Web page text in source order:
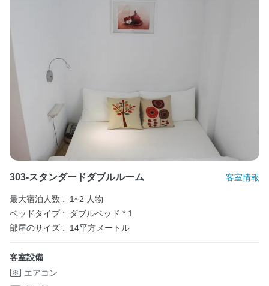
303-スタンダードダブルルーム 客室情報
最大宿泊人数 :
1~2 人物
ベッドタイプ :
ダブルベッド * 1
部屋のサイズ :
14平方メートル
客室設備
エアコン